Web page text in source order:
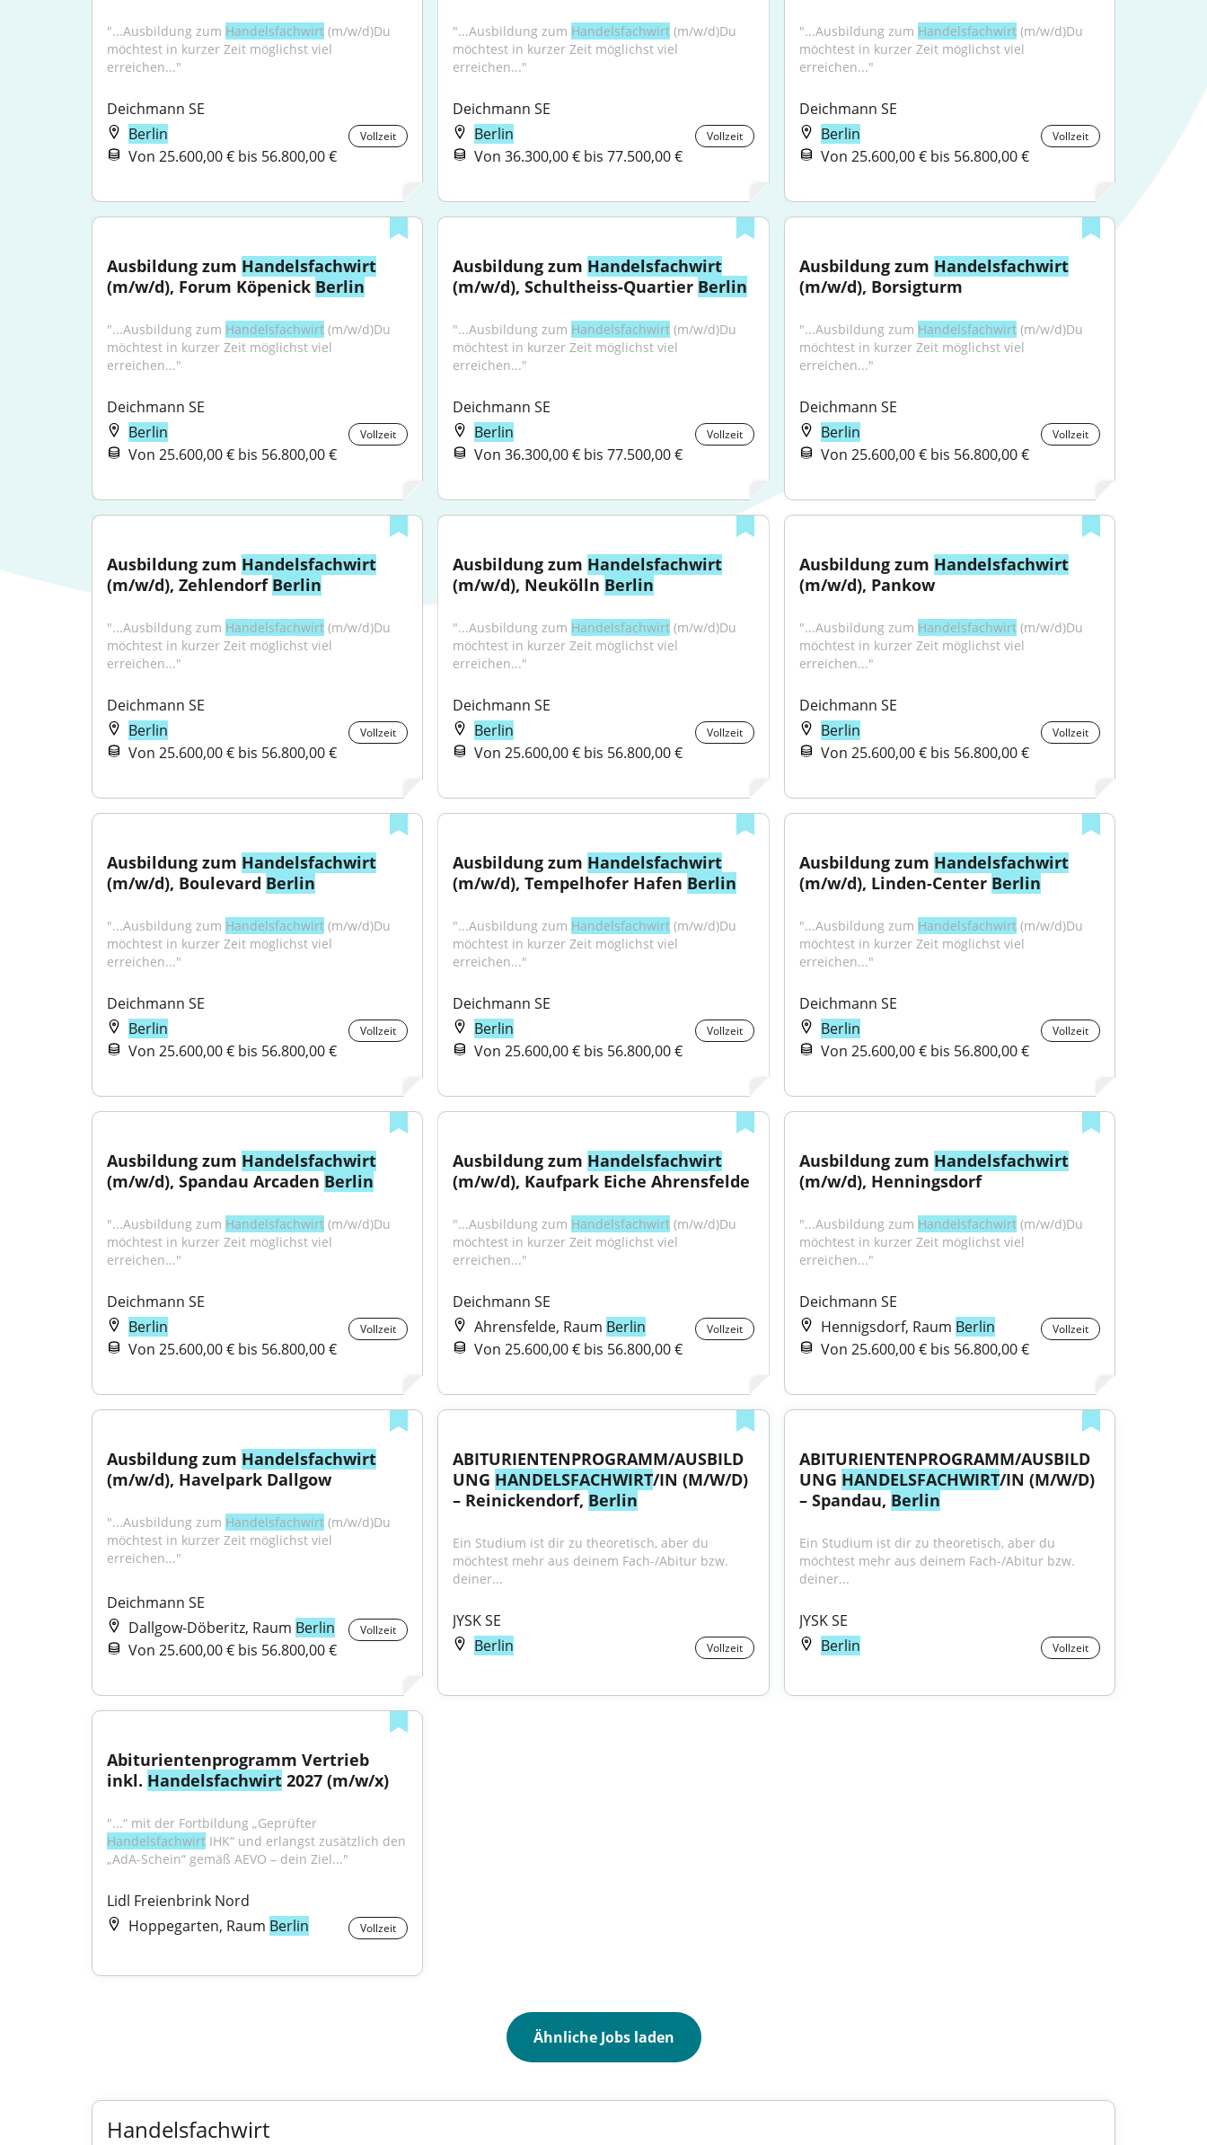
"...Ausbildung zum Handelsfachwirt (m/w/d)Du
möchtest in kurzer Zeit möglichst viel
erreichen..."
Deichmann SE
Berlin
Vollzeit
Von 25.600,00 € bis 56.800,00 €
"...Ausbildung zum Handelsfachwirt (m/w/d)Du
möchtest in kurzer Zeit möglichst viel
erreichen..."
Deichmann SE
Berlin
Vollzeit
Von 36.300,00 € bis 77.500,00 €
"...Ausbildung zum Handelsfachwirt (m/w/d)Du
möchtest in kurzer Zeit möglichst viel
erreichen..."
Deichmann SE
Berlin
Vollzeit
Von 25.600,00 € bis 56.800,00 €
Ausbildung zum Handelsfachwirt
(m/w/d), Forum Köpenick Berlin
"...Ausbildung zum Handelsfachwirt (m/w/d)Du
möchtest in kurzer Zeit möglichst viel
erreichen..."
Deichmann SE
Berlin
Vollzeit
Von 25.600,00 € bis 56.800,00 €
Ausbildung zum Handelsfachwirt
(m/w/d), Schultheiss-Quartier Berlin
"...Ausbildung zum Handelsfachwirt (m/w/d)Du
möchtest in kurzer Zeit möglichst viel
erreichen..."
Deichmann SE
Berlin
Vollzeit
Von 36.300,00 € bis 77.500,00 €
Ausbildung zum Handelsfachwirt
(m/w/d), Borsigturm
"...Ausbildung zum Handelsfachwirt (m/w/d)Du
möchtest in kurzer Zeit möglichst viel
erreichen..."
Deichmann SE
Berlin
Vollzeit
Von 25.600,00 € bis 56.800,00 €
Ausbildung zum Handelsfachwirt
(m/w/d), Zehlendorf Berlin
"...Ausbildung zum Handelsfachwirt (m/w/d)Du
möchtest in kurzer Zeit möglichst viel
erreichen..."
Deichmann SE
Berlin
Vollzeit
Von 25.600,00 € bis 56.800,00 €
Ausbildung zum Handelsfachwirt
(m/w/d), Neukölln Berlin
"...Ausbildung zum Handelsfachwirt (m/w/d)Du
möchtest in kurzer Zeit möglichst viel
erreichen..."
Deichmann SE
Berlin
Vollzeit
Von 25.600,00 € bis 56.800,00 €
Ausbildung zum Handelsfachwirt
(m/w/d), Pankow
"...Ausbildung zum Handelsfachwirt (m/w/d)Du
möchtest in kurzer Zeit möglichst viel
erreichen..."
Deichmann SE
Berlin
Vollzeit
Von 25.600,00 € bis 56.800,00 €
Ausbildung zum Handelsfachwirt
(m/w/d), Boulevard Berlin
"...Ausbildung zum Handelsfachwirt (m/w/d)Du
möchtest in kurzer Zeit möglichst viel
erreichen..."
Deichmann SE
Berlin
Vollzeit
Von 25.600,00 € bis 56.800,00 €
Ausbildung zum Handelsfachwirt
(m/w/d), Tempelhofer Hafen Berlin
"...Ausbildung zum Handelsfachwirt (m/w/d)Du
möchtest in kurzer Zeit möglichst viel
erreichen..."
Deichmann SE
Berlin
Vollzeit
Von 25.600,00 € bis 56.800,00 €
Ausbildung zum Handelsfachwirt
(m/w/d), Linden-Center Berlin
"...Ausbildung zum Handelsfachwirt (m/w/d)Du
möchtest in kurzer Zeit möglichst viel
erreichen..."
Deichmann SE
Berlin
Vollzeit
Von 25.600,00 € bis 56.800,00 €
Ausbildung zum Handelsfachwirt
(m/w/d), Spandau Arcaden Berlin
"...Ausbildung zum Handelsfachwirt (m/w/d)Du
möchtest in kurzer Zeit möglichst viel
erreichen..."
Deichmann SE
Berlin
Vollzeit
Von 25.600,00 € bis 56.800,00 €
Ausbildung zum Handelsfachwirt
(m/w/d), Kaufpark Eiche Ahrensfelde
"...Ausbildung zum Handelsfachwirt (m/w/d)Du
möchtest in kurzer Zeit möglichst viel
erreichen..."
Deichmann SE
Ahrensfelde, Raum Berlin Vollzeit
Von 25.600,00 € bis 56.800,00 €
Ausbildung zum Handelsfachwirt
(m/w/d), Henningsdorf
"...Ausbildung zum Handelsfachwirt (m/w/d)Du
möchtest in kurzer Zeit möglichst viel
erreichen..."
Deichmann SE
Hennigsdorf, Raum Berlin Vollzeit
Von 25.600,00 € bis 56.800,00 €
Ausbildung zum Handelsfachwirt
(m/w/d), Havelpark Dallgow
"...Ausbildung zum Handelsfachwirt (m/w/d)Du
möchtest in kurzer Zeit möglichst viel
erreichen..."
Deichmann SE
Dallgow-Döberitz, Raum Berlin Vollzeit
Von 25.600,00 € bis 56.800,00 €
ABITURIENTENPROGRAMM/AUSBILD
UNG HANDELSFACHWIRT/IN (M/W/D)
– Reinickendorf, Berlin
Ein Studium ist dir zu theoretisch, aber du
möchtest mehr aus deinem Fach-/Abitur bzw.
deiner...
JYSK SE
Berlin
Vollzeit
ABITURIENTENPROGRAMM/AUSBILD
UNG HANDELSFACHWIRT/IN (M/W/D)
– Spandau, Berlin
Ein Studium ist dir zu theoretisch, aber du
möchtest mehr aus deinem Fach-/Abitur bzw.
deiner...
JYSK SE
Berlin
Vollzeit
Abiturientenprogramm Vertrieb
inkl. Handelsfachwirt 2027 (m/w/x)
Handelsfachwirt IHK“ und erlangst zusätzlich den
„AdA-Schein“ gemäß AEVO – dein Ziel..."
Lidl Freienbrink Nord
Hoppegarten, Raum Berlin Vollzeit
Ähnliche Jobs laden
Handelsfachwirt